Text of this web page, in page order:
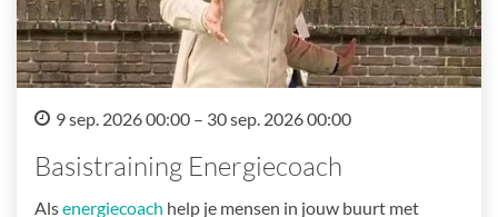
9 sep. 2026 00:00 – 30 sep. 2026 00:00
Basistraining Energiecoach
Alsenergiecoach help je mensen in jouw buurt met